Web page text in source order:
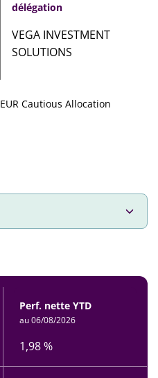
délégation
VEGA INVESTMENT
SOLUTIONS
EUR Cautious Allocation
Perf. nette YTD
au 06/08/2026
1,98 %